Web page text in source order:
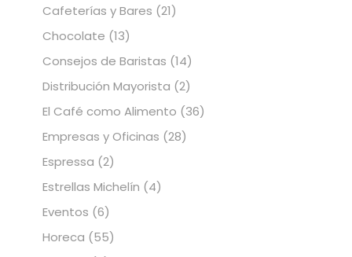
Cafeterías y Bares (21)
Chocolate (13)
Consejos de Baristas (14)
Distribución Mayorista (2)
El Café como Alimento (36)
Empresas y Oficinas (28)
Espressa (2)
Estrellas Michelín (4)
Eventos (6)
Horeca (55)